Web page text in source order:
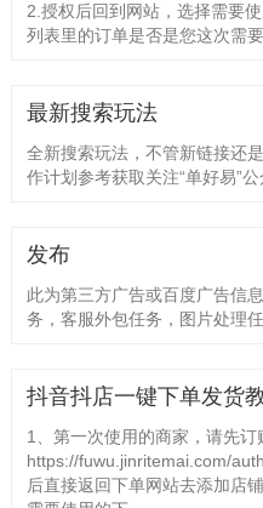
2.授权后回到网站，选择需要
列表里的订单是否是您这次需要
最新搜索玩法
全新搜索玩法，不管新链接还
作计划参考获取关注“单好易”
发布
此为第三方广告或百度广告信
务，客服外包任务，图片处理
抖音抖店一键下单发货
1、第一次使用的商家，请先订
https://fuwu.jinritemai.com/
后直接返回下单网站去添加店